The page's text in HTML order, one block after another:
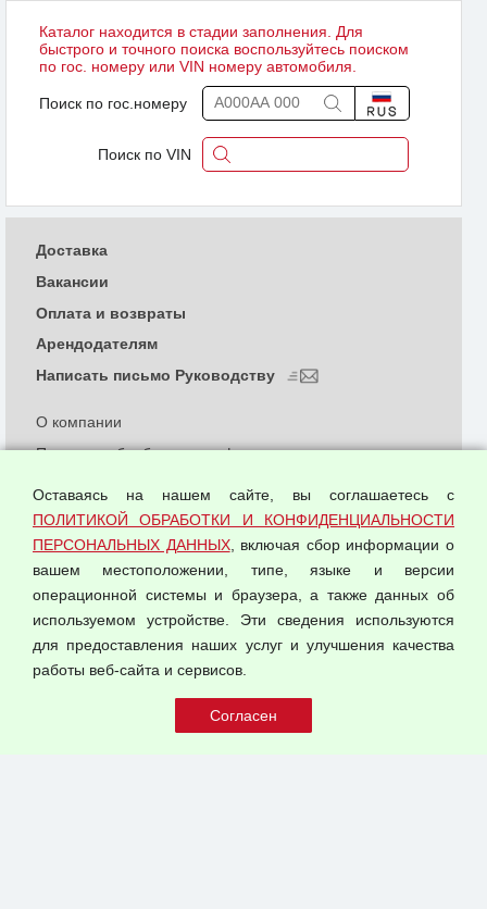
Каталог находится в стадии заполнения. Для
быстрого и точного поиска воспользуйтесь поиском
по гос. номеру или VIN номеру автомобиля.
Поиск по гос.номеру
Поиск по VIN
© 2026 ООО "Феникс"
О компании
Политика обработки и конфиденциальности
Согласием на обработку персональных данных
Оферта оптовой купли-продажи
Публичная оферта
Доставка
Вакансии
Оплата и возвраты
Арендодателям
Написать письмо Руководству
Оставаясь на нашем сайте, вы соглашаетесь с
ПОЛИТИКОЙ ОБРАБОТКИ И КОНФИДЕНЦИАЛЬНОСТИ
ПЕРСОНАЛЬНЫХ ДАННЫХ, включая сбор информации о
вашем местоположении, типе, языке и версии
операционной системы и браузера, а также данных об
используемом устройстве. Эти сведения используются
для предоставления наших услуг и улучшения качества
работы веб-сайта и сервисов.